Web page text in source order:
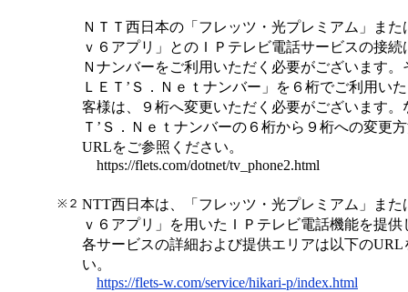
ＮＴＴ西日本の「フレッツ・光プレミアム」ま
ｖ６アプリ」とのＩＰテレビ電話サービスの接
Ｎナンバーをご利用いただく必要がございます
ＬＥＴ’Ｓ．Ｎｅｔナンバー」を６桁でご利用い
客様は、９桁へ変更いただく必要がございます。
Ｔ’Ｓ．Ｎｅｔナンバーの６桁から９桁への変更
URLをご参照ください。
https://flets.com/dotnet/tv_phone2.html
※２ NTT西日本は、「フレッツ・光プレミアム」また
ｖ６アプリ」を用いたＩＰテレビ電話機能を提
各サービスの詳細および提供エリアは以下のURL
い。
https://flets-w.com/service/hikari-p/index.html